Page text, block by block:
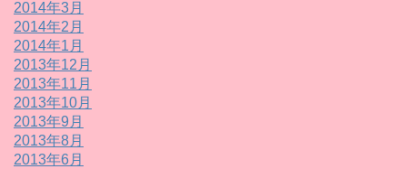
2014年3月
2014年2月
2014年1月
2013年12月
2013年11月
2013年10月
2013年9月
2013年8月
2013年6月